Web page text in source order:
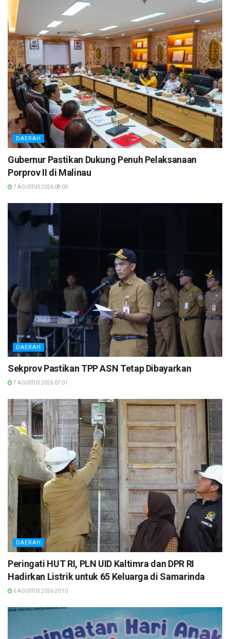
DAERAH
Gubernur Pastikan Dukung Penuh Pelaksanaan
Porprov II di Malinau
7 AGUSTUS 2026 08:03
DAERAH
Sekprov Pastikan TPP ASN Tetap Dibayarkan
7 AGUSTUS 2026 07:01
DAERAH
Peringati HUT RI, PLN UID Kaltimra dan DPR RI
Hadirkan Listrik untuk 65 Keluarga di Samarinda
6 AGUSTUS 2026 20:10